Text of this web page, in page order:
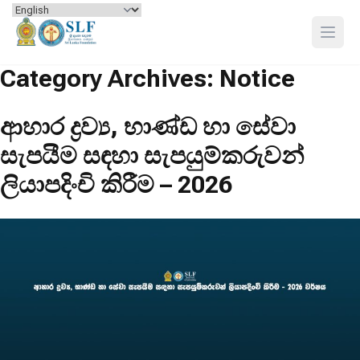
Skip to content
Open
Category Archives: Notice
ආහාර ද්‍රව්‍ය, භාණ්ඩ හා සේවා
සැපයීම සඳහා සැපයුම්කරුවන්
ලියාපදිංචි කිරීම – 2026